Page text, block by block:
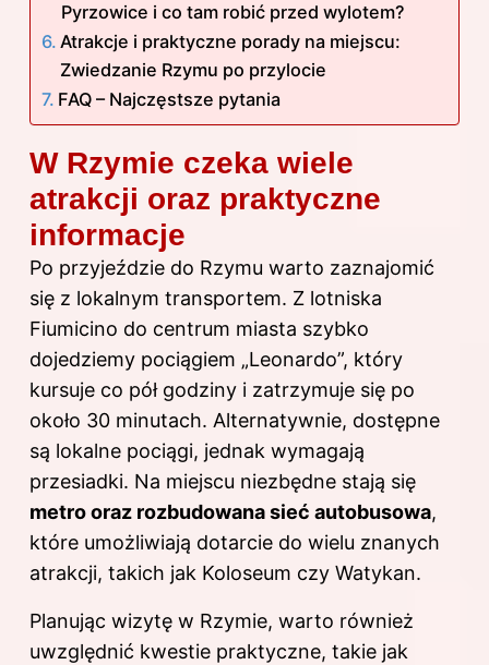
Pyrzowice i co tam robić przed wylotem?
Atrakcje i praktyczne porady na miejscu:
Zwiedzanie Rzymu po przylocie
FAQ – Najczęstsze pytania
W Rzymie czeka wiele
atrakcji oraz praktyczne
informacje
Po przyjeździe do Rzymu warto zaznajomić
się z lokalnym transportem. Z lotniska
Fiumicino do centrum miasta szybko
dojedziemy pociągiem „Leonardo”, który
kursuje co pół godziny i zatrzymuje się po
około 30 minutach. Alternatywnie, dostępne
są lokalne pociągi, jednak wymagają
przesiadki. Na miejscu niezbędne stają się
metro oraz rozbudowana sieć autobusowa,
które umożliwiają dotarcie do wielu znanych
atrakcji, takich jak Koloseum czy Watykan.
Planując wizytę w Rzymie, warto również
uwzględnić kwestie praktyczne, takie jak